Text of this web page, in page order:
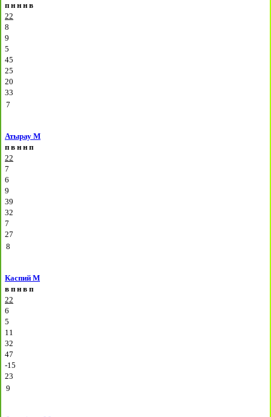
п н н н в
22
8
9
5
45
25
20
33
7
Атырау М
п в н н п
22
7
6
9
39
32
7
27
8
Каспий М
в п н в п
22
6
5
11
32
47
-15
23
9